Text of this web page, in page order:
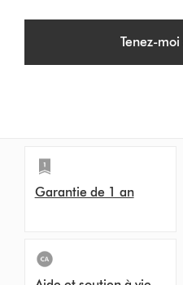
Tenez-
Garantie de 1 an